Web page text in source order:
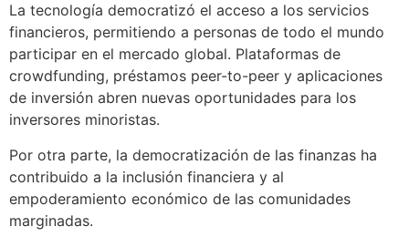
La tecnología democratizó el acceso a los servicios
financieros, permitiendo a personas de todo el mundo
participar en el mercado global. Plataformas de
crowdfunding, préstamos peer-to-peer y aplicaciones
de inversión abren nuevas oportunidades para los
inversores minoristas.
Por otra parte, la democratización de las finanzas ha
contribuido a la inclusión financiera y al
empoderamiento económico de las comunidades
marginadas.